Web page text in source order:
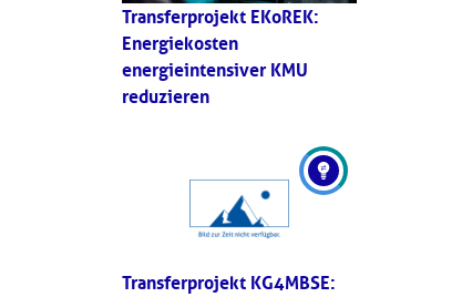
Transferprojekt EKoREK:
Energiekosten
energieintensiver KMU
reduzieren
Transferprojekt KG4MBSE: